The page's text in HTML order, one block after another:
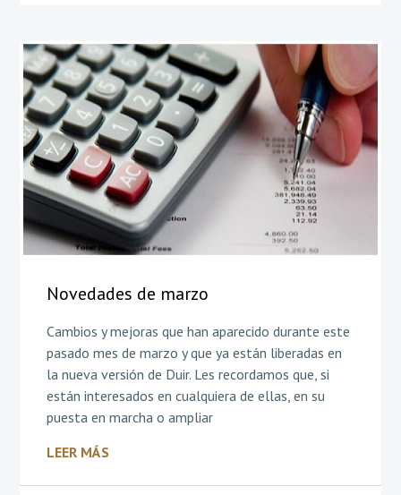
Novedades de marzo
Cambios y mejoras que han aparecido durante este
pasado mes de marzo y que ya están liberadas en
la nueva versión de Duir. Les recordamos que, si
están interesados en cualquiera de ellas, en su
puesta en marcha o ampliar
LEER MÁS